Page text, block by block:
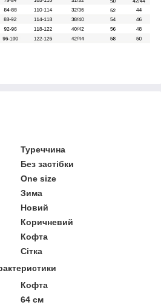
Туреччина
Без застібки
One size
Зима
Новий
Коричневий
Кофта
Сітка
Кофта
64 см